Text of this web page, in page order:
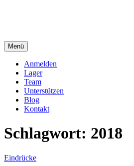
Dein Ferienlager
Die Ferienfreizeit der Seelsorgeeinheit
Menü
Anmelden
Lager
Team
Unterstützen
Blog
Kontakt
Schlagwort: 2018
Eindrücke